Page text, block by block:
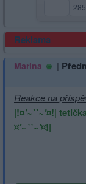
Reklama
Marina |
Reakce na
|!¤'~``~'¤!|
¤'~``~'¤!|